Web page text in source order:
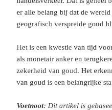
er alle belang bij dat de
geografisch verspreide goud
Het is een kwestie van tijd
als monetair anker en
zekerheid van goud. Het
van goud is een belangrijke
Voetnoot: Dit artikel is